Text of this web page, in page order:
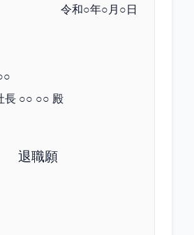
令和○年○月○日
長 ○○ ○○ 殿
退職願